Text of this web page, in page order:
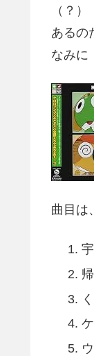
（？
あるの
なみに
曲目は